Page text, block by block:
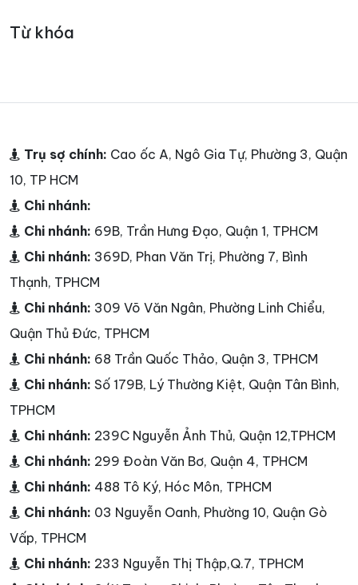
Từ khóa
Trụ sợ chính: Cao ốc A, Ngô Gia Tự, Phường 3, Quận
10, TP HCM
Chi nhánh:
Chi nhánh: 69B, Trần Hưng Đạo, Quận 1, TPHCM
Chi nhánh: 369D, Phan Văn Trị, Phường 7, Bình
Thạnh, TPHCM
Chi nhánh: 309 Võ Văn Ngân, Phường Linh Chiểu,
Quận Thủ Đức, TPHCM
Chi nhánh: 68 Trần Quốc Thảo, Quận 3, TPHCM
Chi nhánh: Số 179B, Lý Thường Kiệt, Quận Tân Bình,
TPHCM
Chi nhánh: 239C Nguyễn Ảnh Thủ, Quận 12,TPHCM
Chi nhánh: 299 Đoàn Văn Bơ, Quận 4, TPHCM
Chi nhánh: 488 Tô Ký, Hóc Môn, TPHCM
Chi nhánh: 03 Nguyễn Oanh, Phường 10, Quận Gò
Vấp, TPHCM
Chi nhánh: 233 Nguyễn Thị Thập,Q.7, TPHCM